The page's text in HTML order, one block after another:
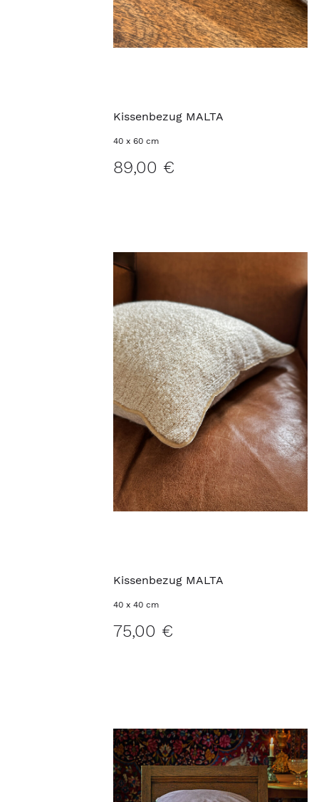
Kissenbezug MALTA
40 x 60 cm
89,00 €
Kissenbezug MALTA
40 x 40 cm